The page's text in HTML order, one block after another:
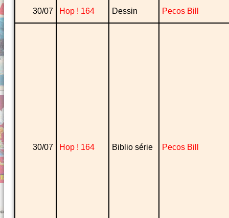
30/07
Hop ! 164 Dessin Pecos Bill
30/07 Hop ! 164 Biblio série Pecos Bill